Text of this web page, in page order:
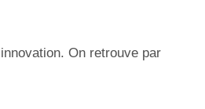
On retrouve par